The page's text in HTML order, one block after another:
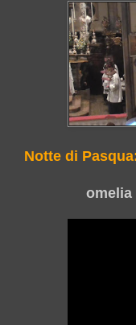
Notte di
omelia